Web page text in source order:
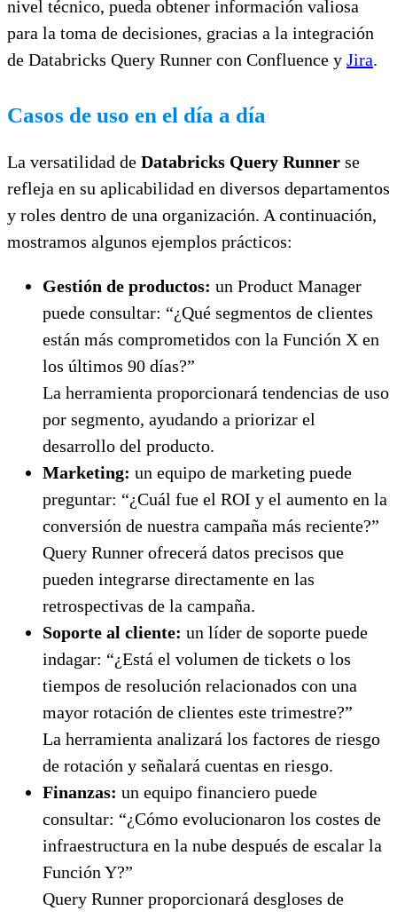
nivel técnico, pueda obtener información valiosa
para la toma de decisiones, gracias a la integración
de Databricks Query Runner con Confluence y Jira.
Casos de uso en el día a día
La versatilidad de Databricks Query Runner se
refleja en su aplicabilidad en diversos departamentos
y roles dentro de una organización. A continuación,
mostramos algunos ejemplos prácticos:
Gestión de productos: un Product Manager
puede consultar: “¿Qué segmentos de clientes
están más comprometidos con la Función X en
los últimos 90 días?”
La herramienta proporcionará tendencias de uso
por segmento, ayudando a priorizar el
desarrollo del producto.
Marketing: un equipo de marketing puede
preguntar: “¿Cuál fue el ROI y el aumento en la
conversión de nuestra campaña más reciente?”
Query Runner ofrecerá datos precisos que
pueden integrarse directamente en las
retrospectivas de la campaña.
Soporte al cliente: un líder de soporte puede
indagar: “¿Está el volumen de tickets o los
tiempos de resolución relacionados con una
mayor rotación de clientes este trimestre?”
La herramienta analizará los factores de riesgo
de rotación y señalará cuentas en riesgo.
Finanzas: un equipo financiero puede
consultar: “¿Cómo evolucionaron los costes de
infraestructura en la nube después de escalar la
Función Y?”
Query Runner proporcionará desgloses de